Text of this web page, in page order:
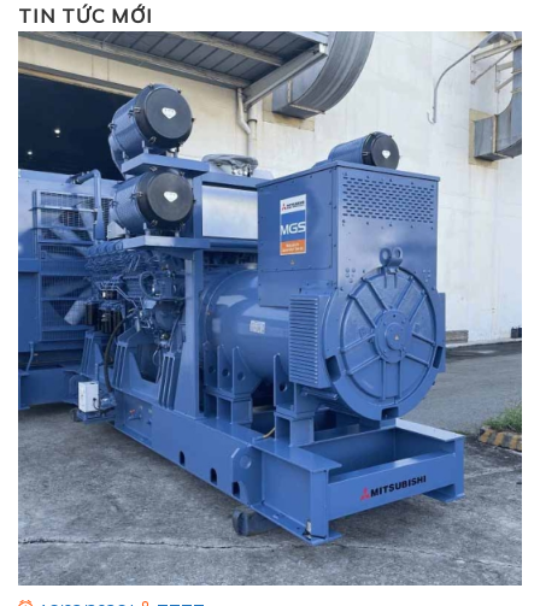
TIN TỨC MỚI